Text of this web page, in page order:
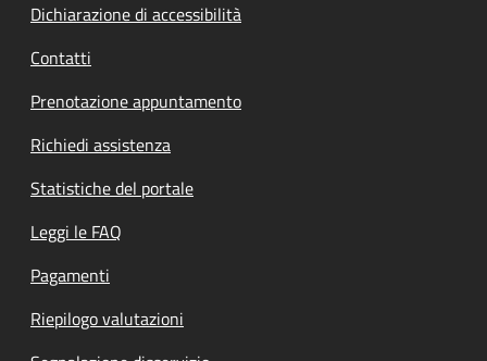
Dichiarazione di accessibilità
Contatti
Prenotazione appuntamento
Richiedi assistenza
Statistiche del portale
Leggi le FAQ
Pagamenti
Riepilogo valutazioni